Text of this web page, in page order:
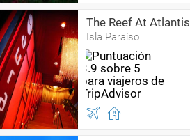
The Reef At Atlantis
Isla Paraíso